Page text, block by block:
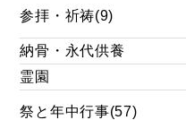
参拝・祈祷(9)
納骨・永代供養
霊園
祭と年中行事(57)